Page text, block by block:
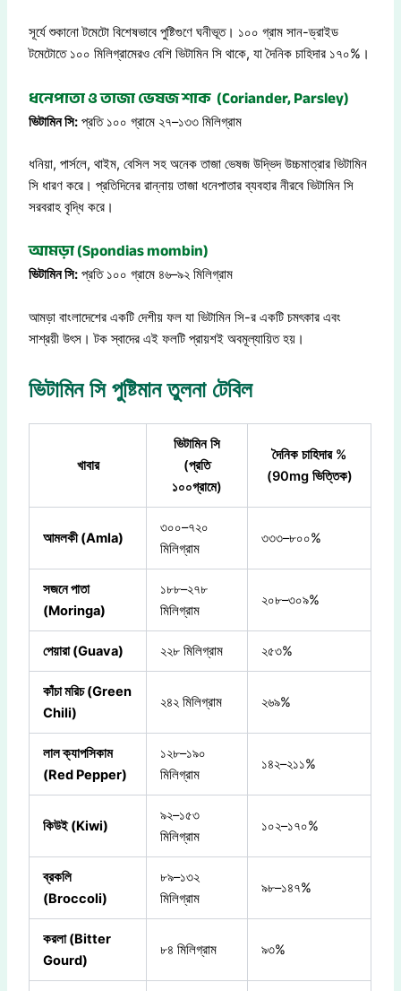
সূর্যে শুকানো টমেটো বিশেষভাবে পুষ্টিগুণে ঘনীভূত। ১০০ গ্রাম সান-ড্রাইড
টমেটোতে ১০০ মিলিগ্রামেরও বেশি ভিটামিন সি থাকে, যা দৈনিক চাহিদার ১৭০%।
ধনেপাতা ও তাজা ভেষজ শাক (Coriander, Parsley)
ভিটামিন সি: প্রতি ১০০ গ্রামে ২৭–১৩৩ মিলিগ্রাম
ধনিয়া, পার্সলে, থাইম, বেসিল সহ অনেক তাজা ভেষজ উদ্ভিদ উচ্চমাত্রার ভিটামিন
সি ধারণ করে। প্রতিদিনের রান্নায় তাজা ধনেপাতার ব্যবহার নীরবে ভিটামিন সি
সরবরাহ বৃদ্ধি করে।
আমড়া (Spondias mombin)
ভিটামিন সি: প্রতি ১০০ গ্রামে ৪৬–৯২ মিলিগ্রাম
আমড়া বাংলাদেশের একটি দেশীয় ফল যা ভিটামিন সি-র একটি চমৎকার এবং
সাশ্রয়ী উৎস। টক স্বাদের এই ফলটি প্রায়শই অবমূল্যায়িত হয়।
ভিটামিন সি পুষ্টিমান তুলনা টেবিল
খাবার
ভিটামিন সি
(প্রতি
১০০গ্রামে)
দৈনিক চাহিদার %
(90mg ভিত্তিক)
আমলকী (Amla)
৩০০–৭২০
মিলিগ্রাম
৩৩৩–৮০০%
সজনে পাতা
(Moringa)
১৮৮–২৭৮
মিলিগ্রাম
২০৮–৩০৯%
পেয়ারা (Guava) ২২৮ মিলিগ্রাম ২৫৩%
কাঁচা মরিচ (Green
Chili)
২৪২ মিলিগ্রাম ২৬৯%
লাল ক্যাপসিকাম
(Red Pepper)
১২৮–১৯০
মিলিগ্রাম
১৪২–২১১%
কিউই (Kiwi)
৯২–১৫৩
মিলিগ্রাম
১০২–১৭০%
ব্রকলি
(Broccoli)
৮৯–১৩২
মিলিগ্রাম
৯৮–১৪৭%
করলা (Bitter
Gourd)
৮৪ মিলিগ্রাম ৯৩%